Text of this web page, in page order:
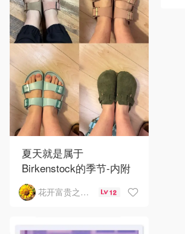
夏天就是属于
Birkenstock的季节-内附
如何选择
花开富贵之Mo个Mo 12